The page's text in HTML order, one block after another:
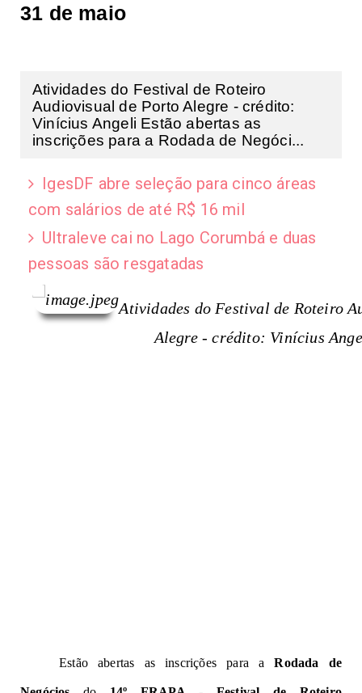
31 de maio​
Atividades do Festival de Roteiro
Audiovisual de Porto Alegre - crédito:
Vinícius Angeli Estão abertas as
inscrições para a Rodada de Negóci...
IgesDF abre seleção para cinco áreas
com salários de até R$ 16 mil
Ultraleve cai no Lago Corumbá e duas
pessoas são resgatadas
Atividades do Festival de Roteiro
Alegre - crédito: Vinícius
Estão abertas as inscrições para a Rodada de